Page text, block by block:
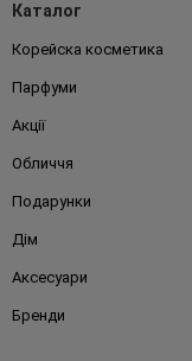
Каталог
Корейска косметика
Парфуми
Акції
Обличчя
Подарунки
Дім
Аксесуари
Бренди